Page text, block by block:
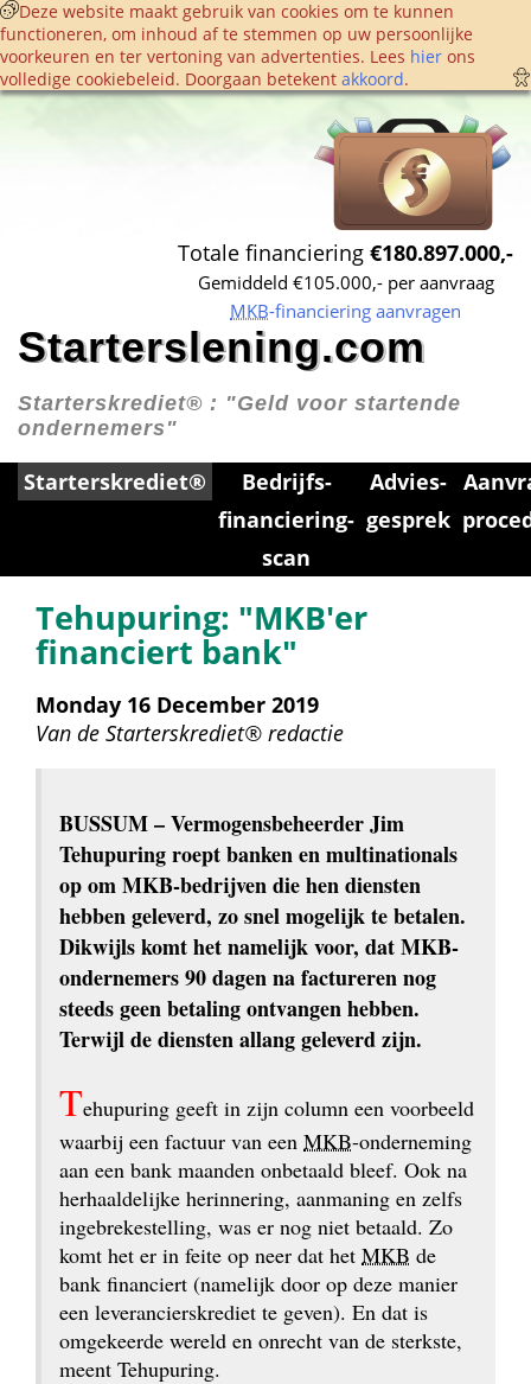
Deze website maakt gebruik van cookies om te kunnen
functioneren, om inhoud af te stemmen op uw persoonlijke
voorkeuren en ter vertoning van advertenties. Lees hier ons
volledige cookie­beleid. Doorgaan betekent akkoord.
Totale financiering €180.897.000,-
Gemiddeld €105.000,- per aanvraag
MKB-financiering aanvragen
Starterslening.com
Starterskrediet® : "Geld voor startende
ondernemers"
Starterskrediet®
Bedrijfs­
financiering­
scan
Advies­
gesprek
Tehupuring: "MKB'er
financiert bank"
Monday 16 December 2019
Van de Starterskrediet® redactie
BUSSUM – Vermogensbeheerder Jim
Tehupuring roept banken en multinationals
op om MKB-bedrijven die hen diensten
hebben geleverd, zo snel mogelijk te betalen.
Dikwijls komt het namelijk voor, dat MKB-
ondernemers 90 dagen na factureren nog
steeds geen betaling ontvangen hebben.
Terwijl de diensten allang geleverd zijn.
Tehupuring geeft in zijn column een voorbeeld
waarbij een factuur van een MKB-onderneming
aan een bank maanden onbetaald bleef. Ook na
herhaaldelijke herinnering, aanmaning en zelfs
ingebrekestelling, was er nog niet betaald. Zo
komt het er in feite op neer dat het MKB de
bank financiert (namelijk door op deze manier
een leveranciers­krediet te geven). En dat is
omgekeerde wereld en onrecht van de sterkste,
meent Tehupuring.